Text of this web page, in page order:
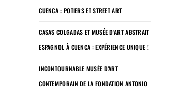
CUENCA : POTIERS ET STREET ART
CASAS COLGADAS ET MUSÉE D’ART ABSTRAIT
ESPAGNOL À CUENCA : EXPÉRIENCE UNIQUE !
INCONTOURNABLE MUSÉE D’ART
CONTEMPORAIN DE LA FONDATION ANTONIO